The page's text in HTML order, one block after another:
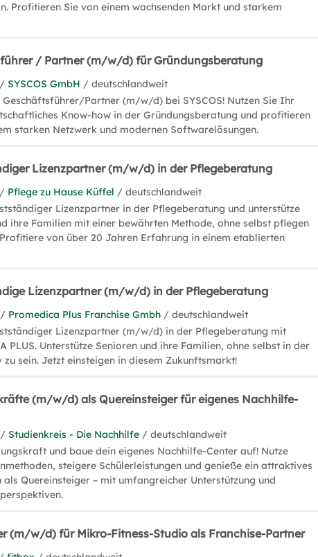
Profitieren Sie von einem wachsenden Markt und starkem
/ Partner (m/w/d) für Gründungsberatung
/SYSCOS GmbH / deutschlandweit
Geschäftsführer/Partner (m/w/d) bei SYSCOS! Nutzen Sie Ihr
Know-how in der Gründungsberatung und profitieren
starken Netzwerk und modernen Softwarelösungen.
Lizenzpartner (m/w/d) in der Pflegeberatung
/ Pflege zu Hause Küffel / deutschlandweit
Lizenzpartner in der Pflegeberatung und unterstütze
ihre Familien mit einer bewährten Methode, ohne selbst pflegen
Profitiere von über 20 Jahren Erfahrung in einem etablierten
Lizenzpartner (m/w/d) in der Pflegeberatung
/ Promedica Plus Franchise Gmbh / deutschlandweit
Lizenzpartner (m/w/d) in der Pflegeberatung mit
PLUS. Unterstütze Senioren und ihre Familien, ohne selbst in der
zu sein. Jetzt einsteigen in diesem Zukunftsmarkt!
(m/w/d) als Quereinsteiger für eigenes Nachhilfe-
/Studienkreis - Die Nachhilfe / deutschlandweit
und baue dein eigenes Nachhilfe-Center auf! Nutze
steigere Schülerleistungen und genieße ein attraktives
als Quereinsteiger – mit umfangreicher Unterstützung und
(m/w/d) für Mikro-Fitness-Studio als Franchise-Partner